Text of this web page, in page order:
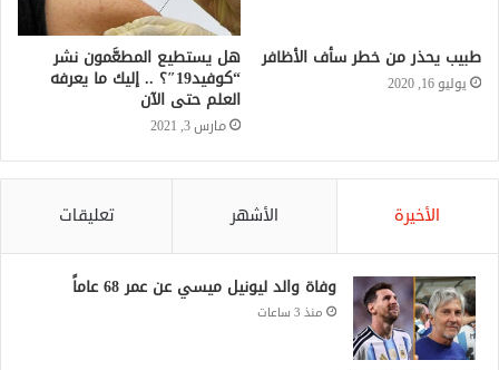
طبيب يحذر من خطر سأف الأظافر
يوليو 16, 2020
هل يستطيع المطعَّمون نشر
“كوفيد19″؟ .. إليك ما يعرفه
العلم حتى الآن
مارس 3, 2021
الأخيرة الأشهر تعليقات
وفاة والد ليونيل ميسي عن عمر 68 عاماً
منذ 3 ساعات